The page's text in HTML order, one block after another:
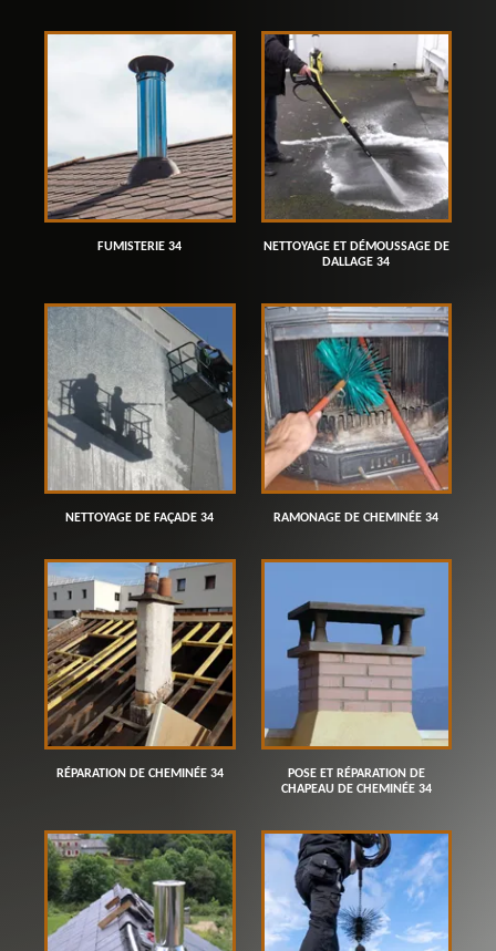
FUMISTERIE 34
NETTOYAGE ET DÉMOUSSAGE DE
DALLAGE 34
NETTOYAGE DE FAÇADE 34 RAMONAGE DE CHEMINÉE 34
RÉPARATION DE CHEMINÉE 34
POSE ET RÉPARATION DE
CHAPEAU DE CHEMINÉE 34